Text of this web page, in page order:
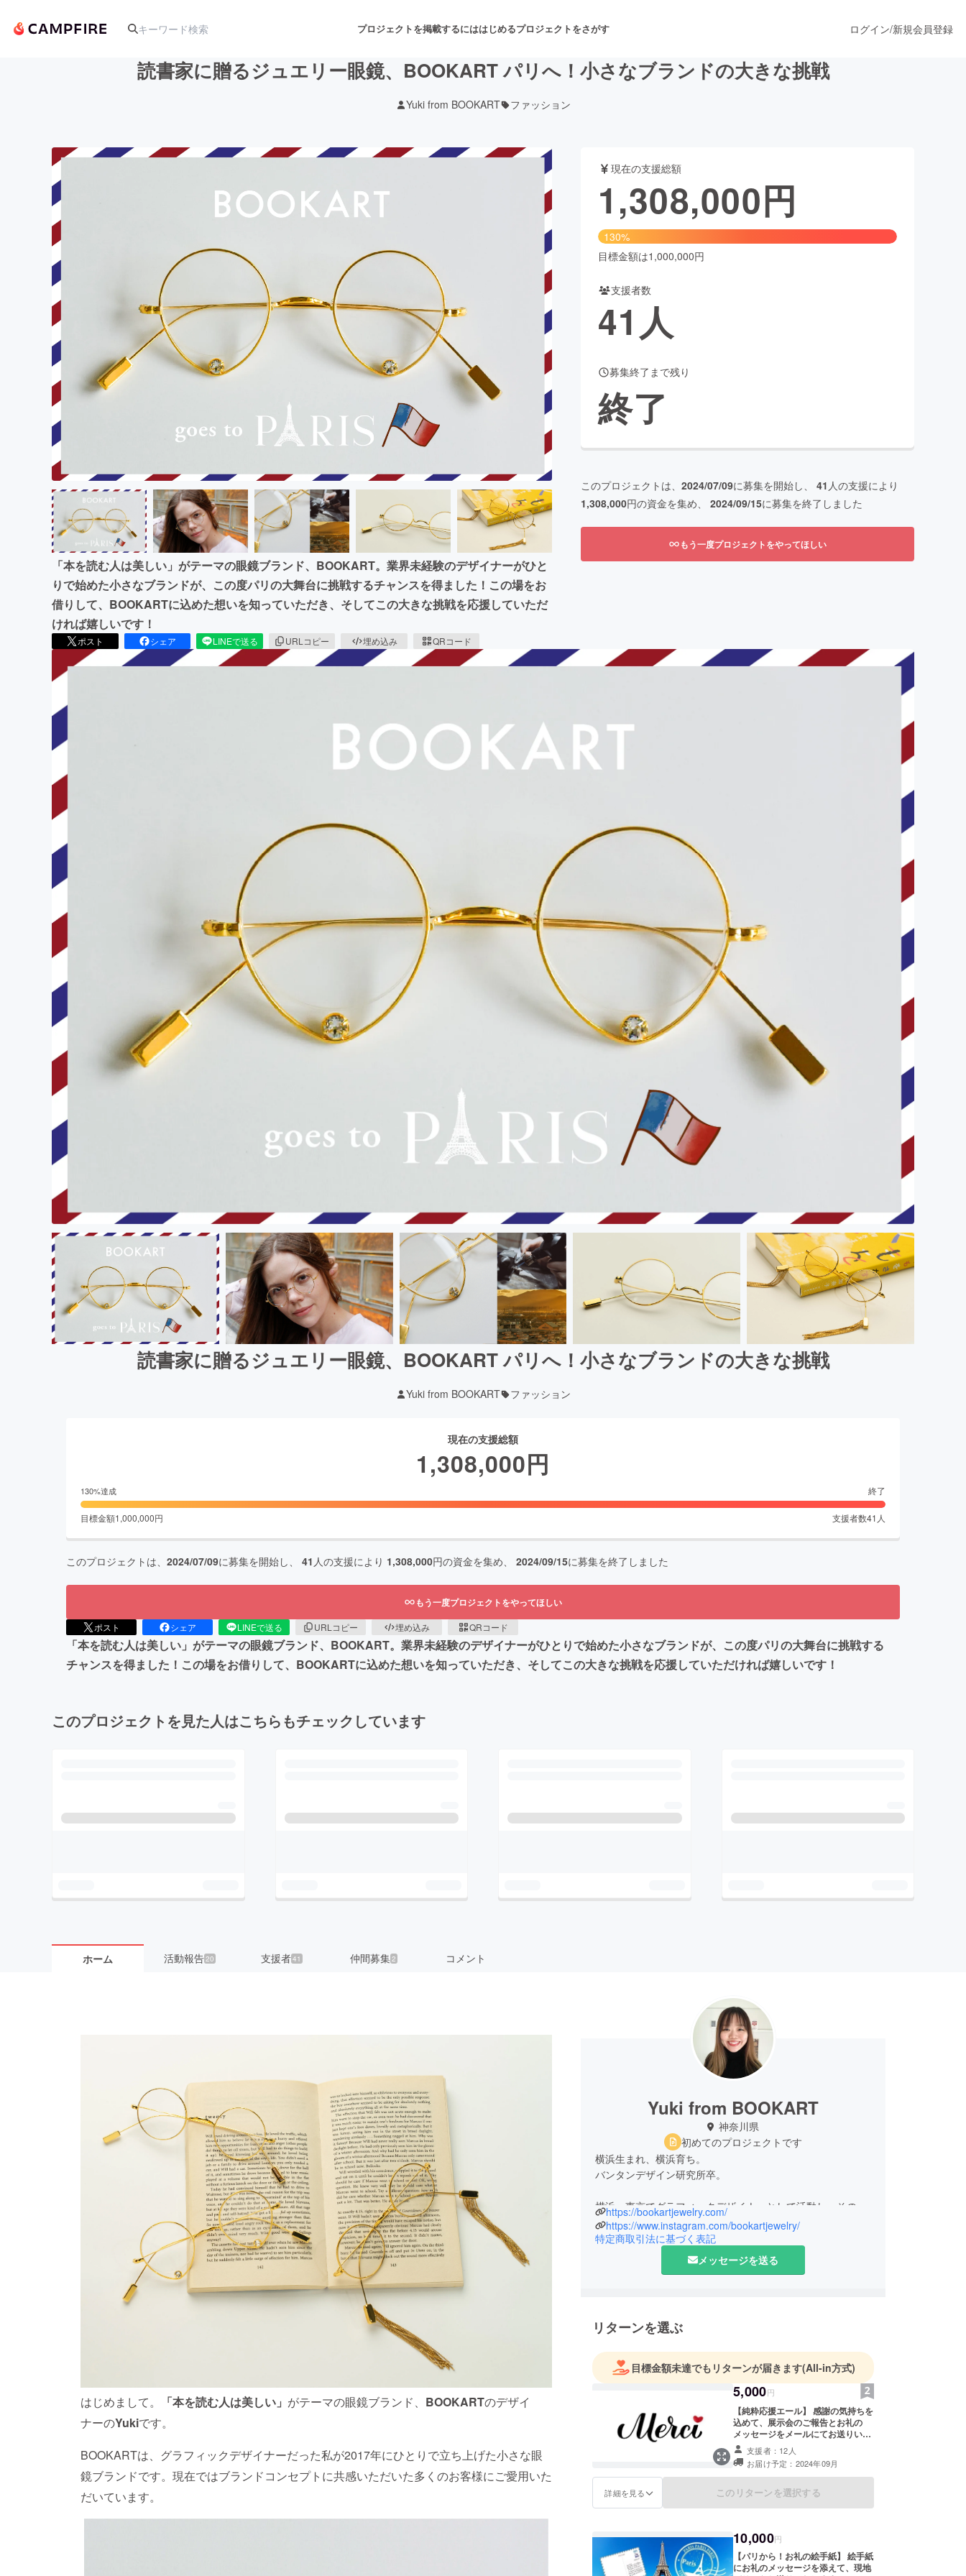
プロジェクトを掲載するにははじめるプロジェクトをさがす
舞台・パフォーマンス
テクノロジー・ガジェット ゲーム・サービス開発 フード・飲食店 ファッション
映像・映画 書籍・雑誌出版 アニメ・漫画
ビジネス・起業 チャレンジ ビューティー・ヘルスケア
まちづくり・地域活性化
CAMPFIRE for Social Good
CAMPFIRE Creation
CAMPFIREふるさと納税machi-ya
ログイン/新規会員登録
読書家に贈るジュエリー眼鏡、BOOKART パリへ！小さなブランドの大きな挑戦
Yuki from BOOKART ファッション
「本を読む人は美しい」がテーマの眼鏡ブランド、BOOKART。業界未経験のデザイナーがひと
りで始めた小さなブランドが、この度パリの大舞台に挑戦するチャンスを得ました！この場をお
借りして、BOOKARTに込めた想いを知っていただき、そしてこの大きな挑戦を応援していただ
ければ嬉しいです！
ポスト シェア LINEで送る URLコピー 埋め込み QRコード
現在の支援総額
1,308,000円
130%
目標金額は1,000,000円
支援者数
41 人
募集終了まで残り
終了
このプロジェクトは、 2024/07/09に募集を開始し、 41 人の支援により
1,308,000円の資金を集め、 2024/09/15に募集を終了しました
もう一度プロジェクトをやってほしい
読書家に贈るジュエリー眼鏡、BOOKART パリへ！小さなブランドの大きな挑戦
Yuki from BOOKART ファッション
現在の支援総額
1,308,000円
130%達成 終了
目標金額1,000,000円 支援者数41 人
このプロジェクトは、 2024/07/09に募集を開始し、 41 人の支援により 1,308,000円の資金を集め、 2024/09/15に募集を終了しました
もう一度プロジェクトをやってほしい
ポスト シェア LINEで送る URLコピー 埋め込み QRコード
「本を読む人は美しい」がテーマの眼鏡ブランド、BOOKART。業界未経験のデザイナーがひとりで始めた小さなブランドが、この度パリの大舞台に挑戦する
チャンスを得ました！この場をお借りして、BOOKARTに込めた想いを知っていただき、そしてこの大きな挑戦を応援していただければ嬉しいです！
このプロジェクトを見た人はこちらもチェックしています
ホーム 活動報告 20 支援者41 仲間募集 2 コメント
はじめまして。 「本を読む人は美しい」 がテーマの眼鏡ブランド、 BOOKARTのデザイ
ナーのYukiです。
BOOKARTは、グラフィックデザイナーだった私が2017年にひとりで立ち上げた小さな眼
鏡ブランドです。現在ではブランドコンセプトに共感いただいた多くのお客様にご愛用いた
だいています。
Yuki from BOOKART
神奈川県
初めてのプロジェクトです
横浜生まれ、横浜育ち。
バンタンデザイン研究所卒。
横浜、東京でグラフィックデザイナーとして活動し、その後
ニューヨークへ。
美術館のポスターデザインや、本の装丁、イベントや店舗の
アートディレクションなどを手掛ける。
に帰国後2017年にアイジュエリーブランド、BOOKARTをス
タートさせる。
https://bookartjewelry.com/
https://www.instagram.com/bookartjewelry/
特定商取引法に基づく表記
メッセージを送る
リターンを選ぶ
目標金額未達でもリターンが届きます(All-in方式)
5,000円
【純粋応援エール】 感謝の気持ちを
込めて、展示会のご報告とお礼の
メッセージをメールにてお送りいた
します。
支援者：12人
お届け予定：2024年09月
詳細を見る このリターンを選択する
10,000円
【パリから！お礼の絵手紙】 絵手紙
にお礼のメッセージを添えて、現地